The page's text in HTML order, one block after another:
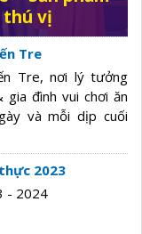
thú vị
Tre
Tre, nơi lý tưởng
gia đình vui chơi ăn
và mỗi dịp cuối
2023
- 2024